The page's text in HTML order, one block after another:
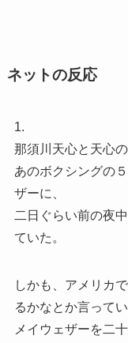
ネットの反応
1.
那須川天心と天心
あのボクシングの
ザーに、
二日ぐらい前の夜
ていた。
しかも、アメリカ
るかなとか言ってい
メイウェザーを二